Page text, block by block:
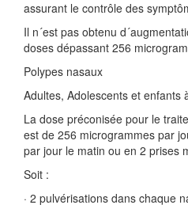
assurant le contrôle des
Il n´est pas obtenu
doses dépassant 256
Polypes nasaux
Adultes, Adolescents et enfants
La dose préconisée pour le
est de 256 microgrammes par
par jour le matin ou en 2 prises
Soit :
· 2 pulvérisations dans chaque